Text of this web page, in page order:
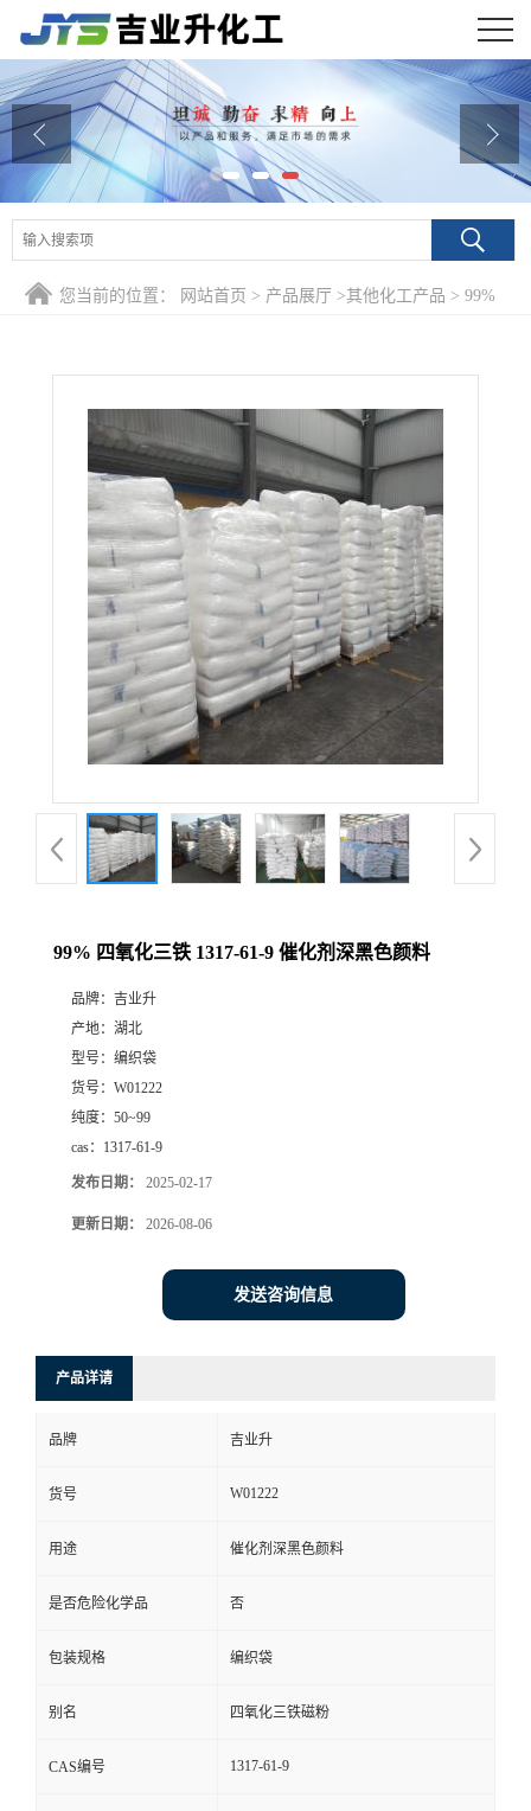
公司首页
公司介绍
公司动态
产品展厅
证书荣誉
在线留言
您当前的位置： 网站首页 > 产品展厅 >其他化工产品 > 99%
99% 四氧化三铁 1317-61-9 催化剂深黑色颜料
品牌： 吉业升
产地： 湖北
型号： 编织袋
货号： W01222
纯度： 50~99
cas： 1317-61-9
发布日期： 2025-02-17
更新日期： 2026-08-06
发送咨询信息
产品详请
品牌 吉业升
货号 W01222
用途 催化剂深黑色颜料
是否危险化学品 否
包装规格 编织袋
别名 四氧化三铁磁粉
CAS编号 1317-61-9